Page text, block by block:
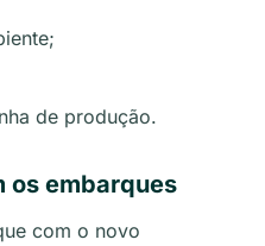
de produção.
os embarques
com o novo